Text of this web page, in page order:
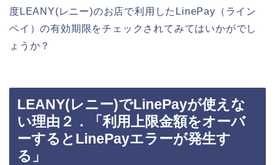
度LEANY(レニー)のお店で利用したLinePay（ライン
ペイ）の有効期限をチェックされてみてはいかがでし
ょうか？
LEANY(レニー)でLinePayが使えな
い理由２．「利用上限金額をオーバ
ーするとLinePayエラーが発生す
る」